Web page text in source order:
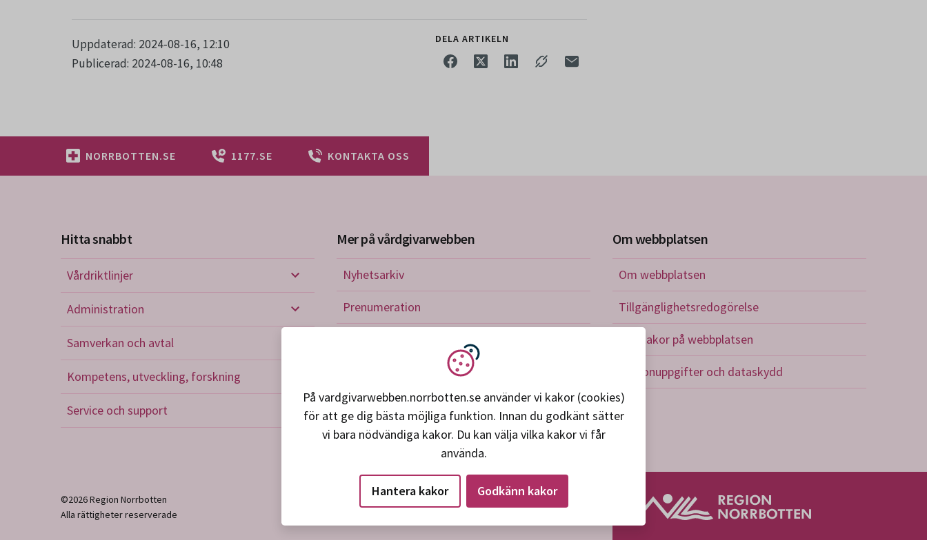
Uppdaterad: 2024-08-16, 12:10
Publicerad: 2024-08-16, 10:48
DELA ARTIKELN
NORRBOTTEN.SE 1177.SE KONTAKTA OSS
Hitta snabbt
Vårdriktlinjer
Vårdriktlinjer
Administration
Samverkan och avtal
Kompetens, utveckling, forskning
Service och support
Service och support
Mer på vårdgivarwebben
Nyhetsarkiv
Prenumeration
Om webbplatsen
Om webbplatsen
Tillgänglighetsredogörelse
Om kakor på webbplatsen
Personuppgifter och dataskydd
©2026 Region Norrbotten
Alla rättigheter reserverade
Vi använder kakor
På vardgivarwebben.norrbotten.se använder vi kakor (cookies)
för att ge dig bästa möjliga funktion. Innan du godkänt sätter
vi bara nödvändiga kakor. Du kan välja vilka kakor vi får
använda.
Hantera kakor Godkänn kakor